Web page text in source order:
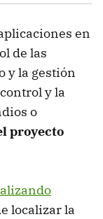
en
de las
y la gestión
y la
o
proyecto
localizar la